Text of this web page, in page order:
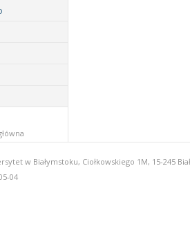
w Białymstoku, Ciołkowskiego 1M, 15-245
04